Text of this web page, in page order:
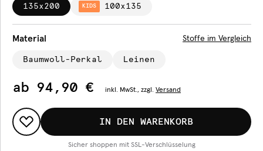
135x200 KIDS 100x135
Material Stoffe im Vergleich
Baumwoll-Perkal Leinen
ab 94,90 € inkl. MwSt., zzgl. Versand
IN DEN WARENKORB
Sicher shoppen mit SSL-Verschlüsselung